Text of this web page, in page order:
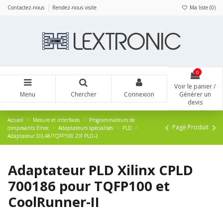
Contactez-nous Rendez-nous visite Ma liste (0)
Menu Chercher Connexion
0
Voir le panier /
Générer un
devis
Accueil Mesure et interfaces
Programmateurs de
composants Elnec
Adaptateurs spécialisés
PLD
Adaptateur DIL48/TQFP100 ZIF PLD-2
Page Produit
Adaptateur PLD Xilinx CPLD
700186 pour TQFP100 et
CoolRunner-II
Panneau de gestion des cookies